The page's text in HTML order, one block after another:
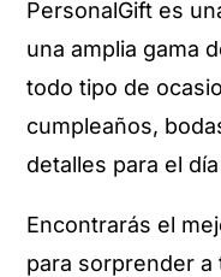
PersonalGift es
una amplia gama
todo tipo de
cumpleaños,
detalles para el
Encontrarás el
para sorprender